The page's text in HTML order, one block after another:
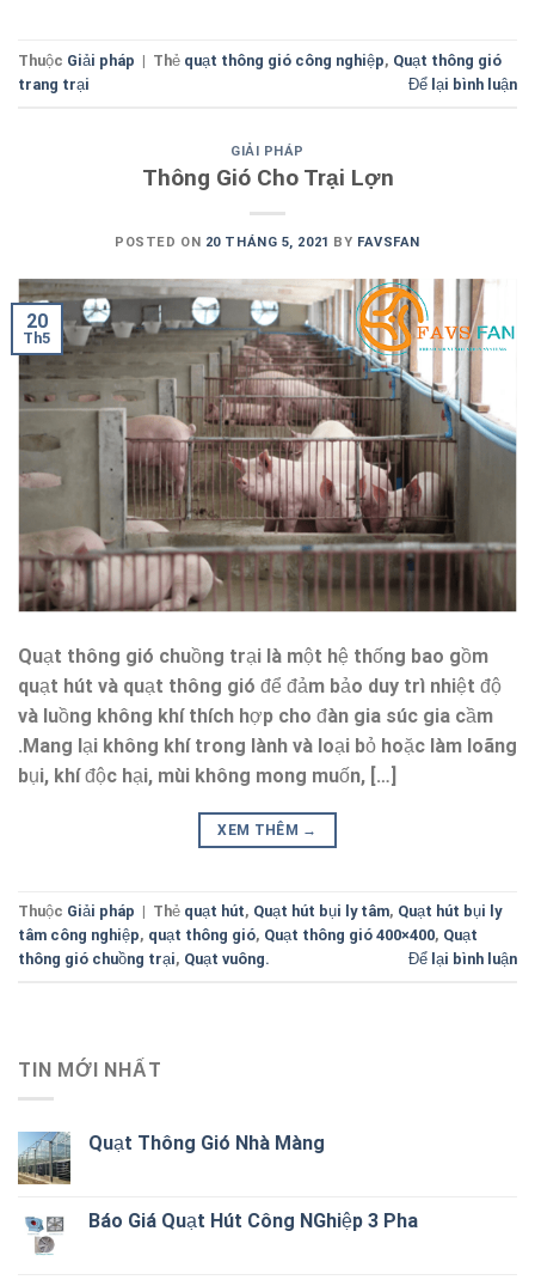
Thuộc Giải pháp | Thẻ quạt thông gió công nghiệp, Quạt thông gió
trang trại
Để lại bình luận
GIẢI PHÁP
Thông Gió Cho Trại Lợn
POSTED ON 20 THÁNG 5, 2021 BY FAVSFAN
20
Th5
Quạt thông gió chuồng trại là một hệ thống bao gồm
quạt hút và quạt thông gió để đảm bảo duy trì nhiệt độ
và luồng không khí thích hợp cho đàn gia súc gia cầm
.Mang lại không khí trong lành và loại bỏ hoặc làm loãng
bụi, khí độc hại, mùi không mong muốn, […]
XEM THÊM →
Thuộc Giải pháp | Thẻ quạt hút, Quạt hút bụi ly tâm, Quạt hút bụi ly
tâm công nghiệp, quạt thông gió, Quạt thông gió 400×400, Quạt
thông gió chuồng trại, Quạt vuông. Để lại bình luận
TIN MỚI NHẤT
Quạt Thông Gió Nhà Màng
Báo Giá Quạt Hút Công NGhiệp 3 Pha